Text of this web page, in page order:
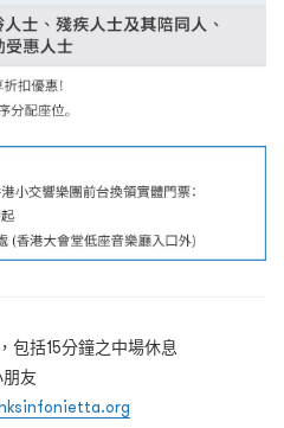
包括15分鐘之中場休息
友